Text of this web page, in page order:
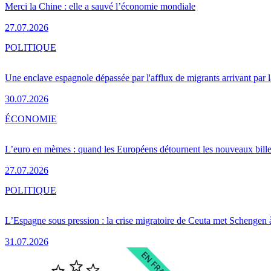
Merci la Chine : elle a sauvé l’économie mondiale
27.07.2026
Une enclave espagnole dépassée par l'afflux de migrants arrivant par
30.07.2026
POLITIQUE
L’euro en mèmes : quand les Européens détournent les nouveaux
27.07.2026
ÉCONOMIE
L’Espagne sous pression : la crise migratoire de Ceuta met Schengen
31.07.2026
POLITIQUE